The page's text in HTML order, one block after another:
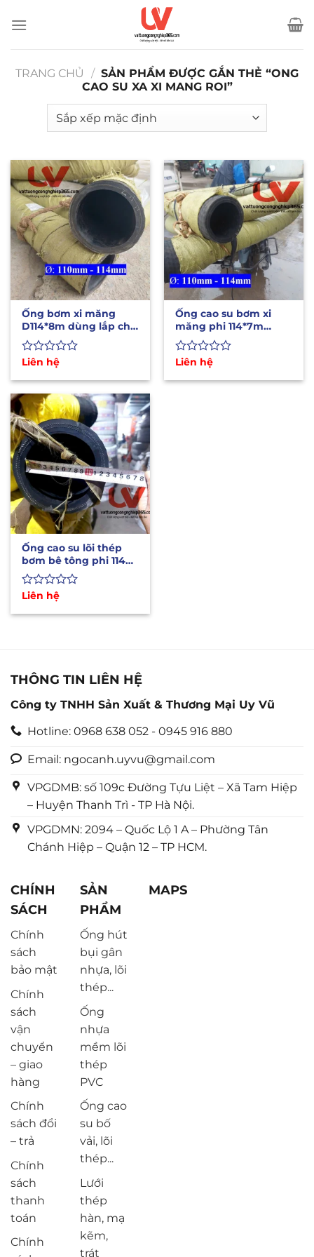
qua
TRANG CHỦ
/ SẢN PHẨM ĐƯỢC GẮN THẺ “ONG
CAO SU XA XI MANG ROI”
Ống bơm xi măng
D114*8m dùng lắp cho
xe bồn bơm xi
Được
hạng
0
5
sao
Liên hệ
Ống cao su bơm xi
măng phi 114*7m
dùng lắp cho xe bồn
Được
hạng
Liên hệ
Ống cao su lõi thép
bơm bê tông phi 114
dùng cho xe bơm xi
Được
hạng
Liên hệ
THÔNG TIN LIÊN HỆ
Công ty TNHH Sản Xuất & Thương Mại Uy Vũ
Hotline: 0968 638 052 - 0945 916 880
Email: ngocanh.uyvu@gmail.com
VPGDMB: số 109c Đường Tựu Liệt – Xã Tam Hiệp
– Huyện Thanh Trì - TP Hà Nội.
VPGDMN: 2094 – Quốc Lộ 1 A – Phường Tân
Chánh Hiệp – Quận 12 – TP HCM.
CHÍNH
SÁCH
Chính
sách
bảo mật
Chính
sách
vận
chuyển
– giao
hàng
Chính
sách đổi
– trả
Chính
sách
thanh
toán
Chính
SẢN
PHẨM
Ống hút
bụi gân
nhựa, lõi
thép...
Ống
nhựa
mềm lõi
thép
PVC
Ống cao
su bố
vải, lõi
thép...
Lưới
thép
hàn, mạ
kẽm,
trát
MAPS